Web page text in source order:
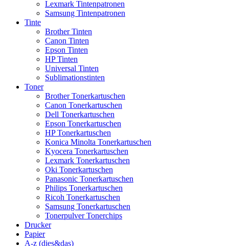
Lexmark Tintenpatronen
Samsung Tintenpatronen
Tinte
Brother Tinten
Canon Tinten
Epson Tinten
HP Tinten
Universal Tinten
Sublimationstinten
Toner
Brother Tonerkartuschen
Canon Tonerkartuschen
Dell Tonerkartuschen
Epson Tonerkartuschen
HP Tonerkartuschen
Konica Minolta Tonerkartuschen
Kyocera Tonerkartuschen
Lexmark Tonerkartuschen
Oki Tonerkartuschen
Panasonic Tonerkartuschen
Philips Tonerkartuschen
Ricoh Tonerkartuschen
Samsung Tonerkartuschen
Tonerpulver Tonerchips
Drucker
Papier
A-z (dies&das)